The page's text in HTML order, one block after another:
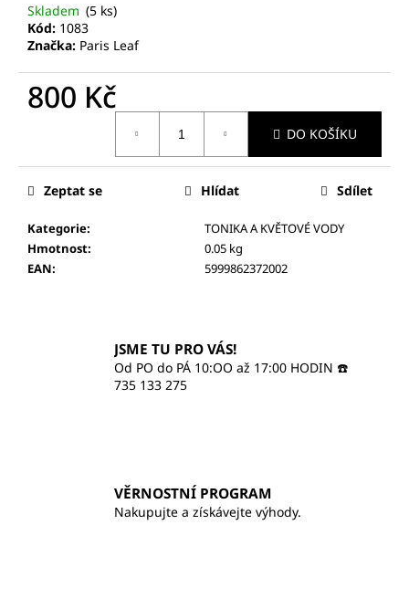
Skladem (5 ks)
Kód: 1083
Značka: Paris Leaf
800 Kč
DO KOŠÍKU
Kategorie:
TONIKA A KVĚTOVÉ VODY
Hmotnost:
0.05 kg
EAN: 5999862372002
Zeptat se Hlídat Sdílet
JSME TU PRO VÁS!
Od PO do PÁ 10:OO až 17:00 HODIN ☎️
735 133 275
VĚRNOSTNÍ PROGRAM
Nakupujte a získávejte výhody.
o
č
u
m
e
ILCSI
ČISTÍCÍ
GEL